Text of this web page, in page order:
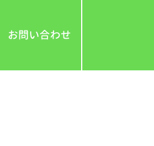
お問い合わせ